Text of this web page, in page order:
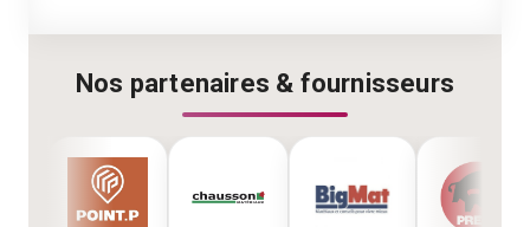
Nos partenaires & fournisseurs